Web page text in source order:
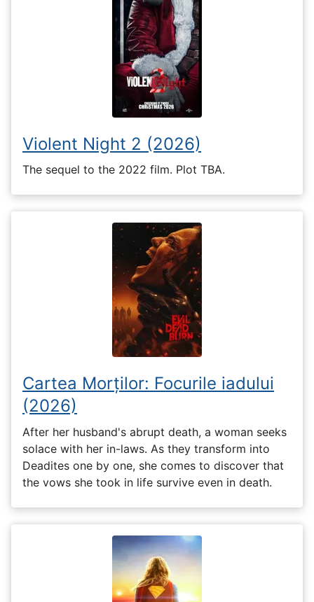
Violent Night 2 (2026)
The sequel to the 2022 film. Plot TBA.
Cartea Morților: Focurile iadului
(2026)
After her husband's abrupt death, a woman seeks
solace with her in-laws. As they transform into
Deadites one by one, she comes to discover that
the vows she took in life survive even in death.